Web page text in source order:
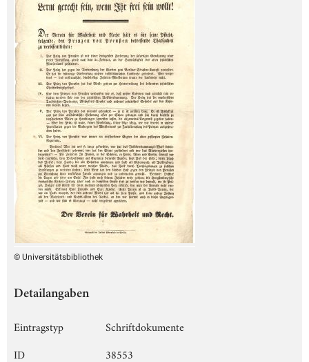
© Universitätsbibliothek
Detailangaben
Eintragstyp
Schriftdokumente
ID
38553